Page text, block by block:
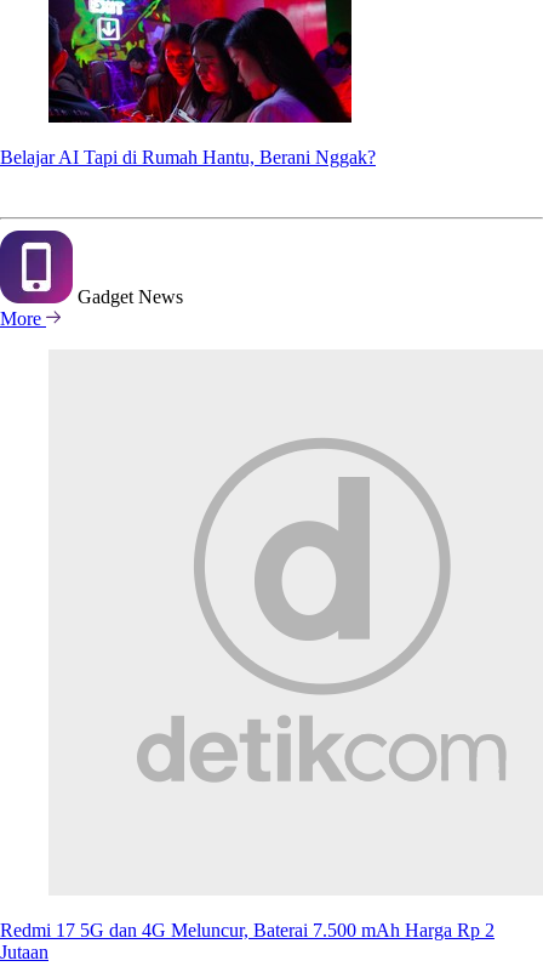
Belajar AI Tapi di Rumah Hantu, Berani Nggak?
Gadget News
More
Redmi 17 5G dan 4G Meluncur, Baterai 7.500 mAh Harga Rp 2
Jutaan